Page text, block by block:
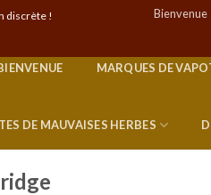
discrète ! Bienvenue
MARQUES DE
DE MAUVAISES HERBES